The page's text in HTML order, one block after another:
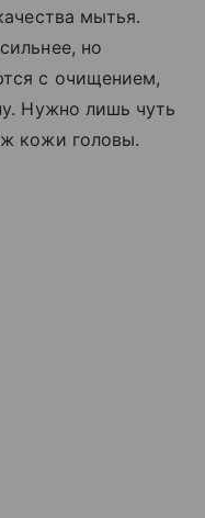
мытья.
но
с очищением,
Нужно лишь чуть
кожи головы.